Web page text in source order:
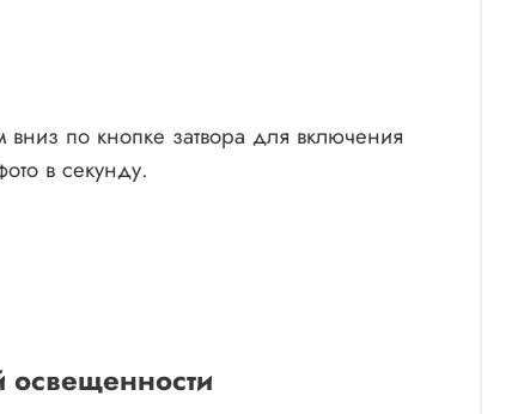
вниз по кнопке затвора для включения
в секунду.